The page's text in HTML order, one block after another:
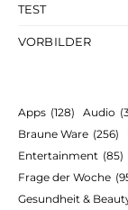
TEST
VORBILDER
Apps (128) Audio
Braune Ware (256)
Entertainment (85)
Frage der Woche
Gesundheit &